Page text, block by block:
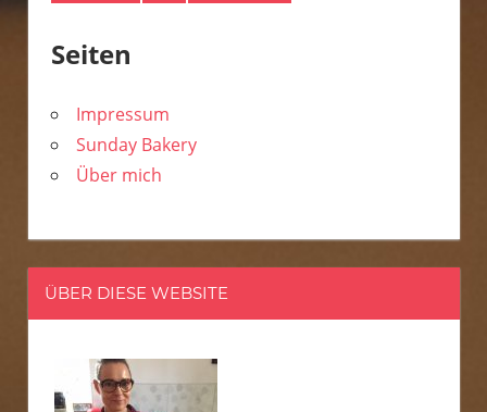
Seiten
Impressum
Sunday Bakery
Über mich
ÜBER DIESE WEBSITE